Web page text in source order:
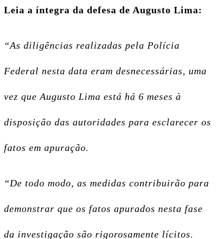
Leia a íntegra da defesa de Augusto Lima:
“As diligências realizadas pela Polícia
Federal nesta data eram desnecessárias, uma
vez que Augusto Lima está há 6 meses à
disposição das autoridades para esclarecer os
fatos em apuração.
“De todo modo, as medidas contribuirão para
demonstrar que os fatos apurados nesta fase
da investigação são rigorosamente lícitos.